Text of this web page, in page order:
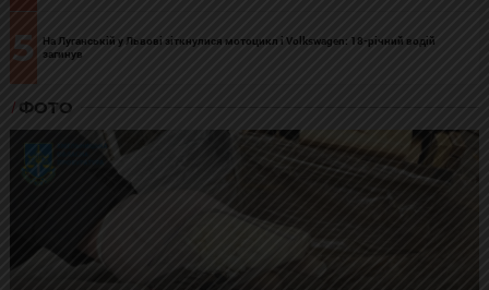
5
На Луганській у Львові зіткнулися мотоцикл і Volkswagen: 18-річний водій
загинув
ФОТО